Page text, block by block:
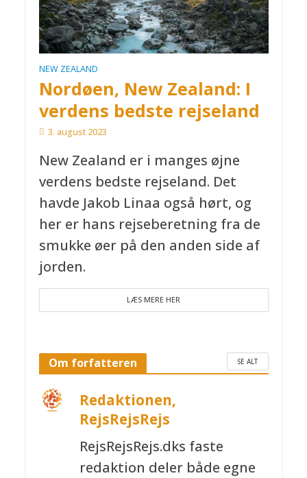
NEW ZEALAND
Nordøen, New Zealand: I
verdens bedste rejseland
3. august 2023
New Zealand er i manges øjne
verdens bedste rejseland. Det
havde Jakob Linaa også hørt, og
her er hans rejseberetning fra de
smukke øer på den anden side af
jorden.
LÆS MERE HER
Om forfatteren SE ALT
Redaktionen,
RejsRejsRejs
RejsRejsRejs.dks faste
redaktion deler både egne